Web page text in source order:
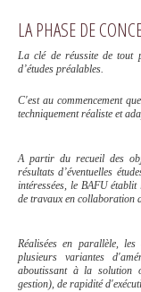
LA PHASE DE
La clé de réussite de tout
d’études préalables.
C'est au commencement
techniquement réaliste et
A partir du recueil des
résultats d’éventuelles
intéressées, le BAFU
de travaux en collaboration
Réalisées en parallèle,
plusieurs variantes
aboutissant à la solution
gestion), de rapidité